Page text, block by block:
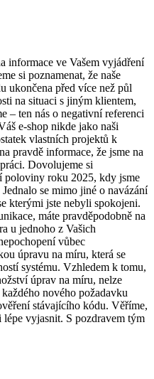
informace ve Vašem vyjádření
si poznamenat, že naše
ukončena před více než půl
na situaci s jiným klientem,
– ten nás o negativní referenci
e-shop nikde jako naši
vlastních projektů k
pravdě informace, že jsme na
Dovolujeme si
poloviny roku 2025, kdy jsme
se mimo jiné o navázání
kterými jste nebyli spokojeni.
máte pravděpodobně na
u jednoho z Vašich
vůbec
úpravu na míru, která se
systému. Vzhledem k tomu,
úprav na míru, nelze
nového požadavku
stávajícího kódu. Věříme,
vyjasnit. S pozdravem tým